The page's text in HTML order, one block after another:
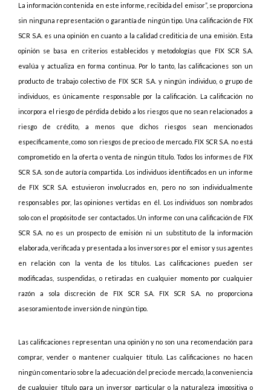
La información contenida en este informe, recibida del emisor”, se proporciona
sin ninguna representación o garantía de ningún tipo. Una calificación de FIX
SCR S.A. es una opinión en cuanto a la calidad crediticia de una emisión. Esta
opinión se basa en criterios establecidos y metodologías que FIX SCR S.A.
evalúa y actualiza en forma continua. Por lo tanto, las calificaciones son un
producto de trabajo colectivo de FIX SCR S.A. y ningún individuo, o grupo de
individuos, es únicamente responsable por la calificación. La calificación no
incorpora el riesgo de pérdida debido a los riesgos que no sean relacionados a
riesgo de crédito, a menos que dichos riesgos sean mencionados
específicamente, como son riesgos de precio o de mercado. FIX SCR S.A. no está
comprometido en la oferta o venta de ningún título. Todos los informes de FIX
SCR S.A. son de autoría compartida. Los individuos identificados en un informe
de FIX SCR S.A. estuvieron involucrados en, pero no son individualmente
responsables por, las opiniones vertidas en él. Los individuos son nombrados
solo con el propósito de ser contactados. Un informe con una calificación de FIX
SCR S.A. no es un prospecto de emisión ni un substituto de la información
elaborada, verificada y presentada a los inversores por el emisor y sus agentes
en relación con la venta de los títulos. Las calificaciones pueden ser
modificadas, suspendidas, o retiradas en cualquier momento por cualquier
razón a sola discreción de FIX SCR S.A. FIX SCR S.A. no proporciona
asesoramiento de inversión de ningún tipo.
Las calificaciones representan una opinión y no son una recomendación para
comprar, vender o mantener cualquier título. Las calificaciones no hacen
ningún comentario sobre la adecuación del precio de mercado, la conveniencia
de cualquier título para un inversor particular o la naturaleza impositiva o